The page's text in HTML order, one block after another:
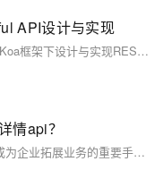
API设计与实现
【10月更文挑战第28天】本文介绍了如何在Koa框架下设计与实现RESTful API。首先概述了Koa框架的特点，接着讲解了RESTful API的设计原则，包括无状态和统一接口。最后，通过一个简单的博客系统示例，详细展示了如何使用Koa和koa-router实现常见的CRUD操作，包括获取、创建、更新和删除文章。
情api？
在数字化商业时代，开发淘宝商品详情API成为企业拓展业务的重要手段。Python凭借其强大的框架支持，如Flask、Django、Tornado和FastAPI，为API开发提供了多样化的选择。本文探讨了这些框架的特点、优势及应用场景，帮助开发者根据项目需求选择最合适的工具，确保API的高效、稳定与可扩展性。